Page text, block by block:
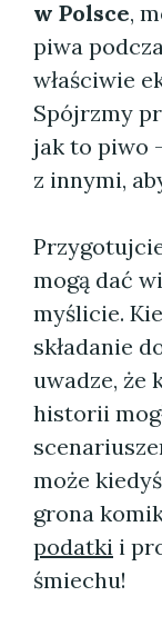
w Polsce,
piwa
właściwie
Spójrzmy
jak to piwo
z innymi,
mogą dać
myślicie.
składanie
uwadze, że
historii
może
grona
podatki i
śmiechu!